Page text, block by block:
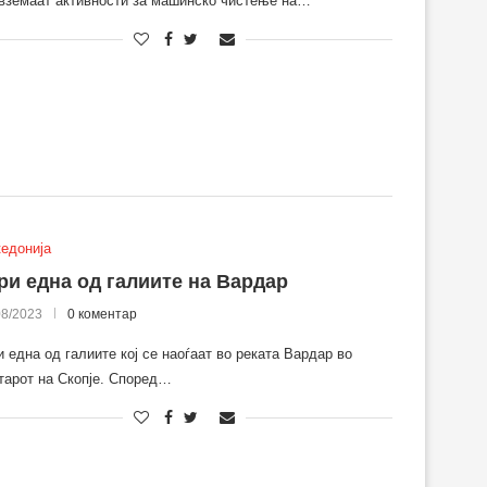
една од галиите на Вардар
2023 0 коментар
една од галиите кој се наоѓаат во реката Вардар во
на Скопје. Според…